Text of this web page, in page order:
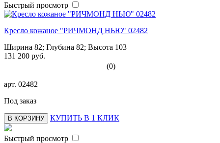
Быстрый просмотр
Кресло кожаное "РИЧМОНД НЬЮ" 02482
Ширина 82; Глубина 82; Высота 103
131 200 руб.
(0)
арт. 02482
Под заказ
В КОРЗИНУ КУПИТЬ В 1 КЛИК
Быстрый просмотр